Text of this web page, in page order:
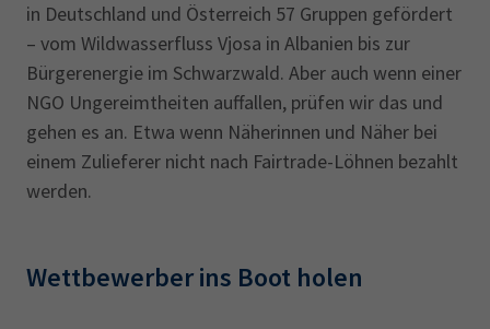
in Deutschland und Österreich 57 Gruppen gefördert
– vom Wildwasserfluss Vjosa in Albanien bis zur
Bürgerenergie im Schwarzwald. Aber auch wenn einer
NGO Ungereimtheiten auffallen, prüfen wir das und
gehen es an. Etwa wenn Näherinnen und Näher bei
einem Zulieferer nicht nach Fairtrade-Löhnen bezahlt
werden.
Wettbewerber ins Boot holen